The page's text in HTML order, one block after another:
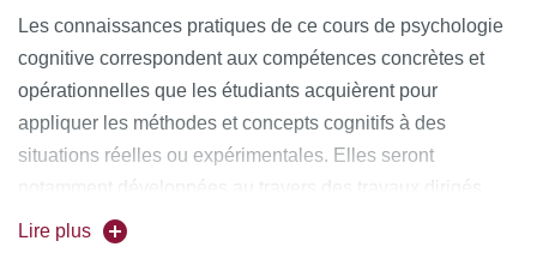
Les connaissances méthodologiques de ce cours de
psychologie cognitive portent sur les outils, techniques et
raisonnements scientifiques permettant d’étudier les
processus mentaux. Elles visent à former les étudiants à
comprendre des recherches expérimentales en cognition.
Les connaissances pratiques de ce cours de psychologie
cognitive correspondent aux compétences concrètes et
opérationnelles que les étudiants acquièrent pour
appliquer les méthodes et concepts cognitifs à des
situations réelles ou expérimentales. Elles seront
notamment développées au travers des travaux dirigés,
durant lesquels les étudiants réaliseront en tant
Lire plus